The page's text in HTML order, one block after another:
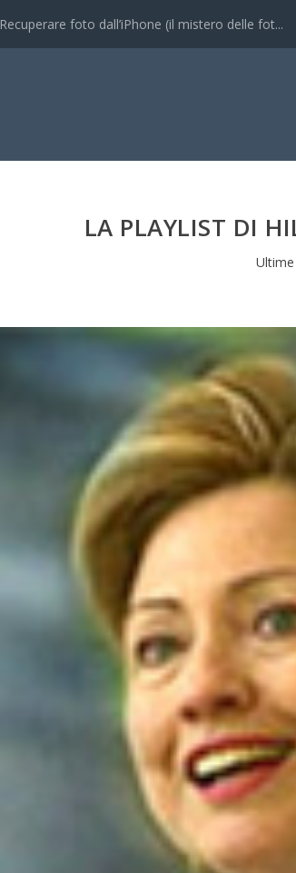
Recuperare foto dall’iPhone (il mistero delle fot...
LA PLAYLIST DI
Ultime